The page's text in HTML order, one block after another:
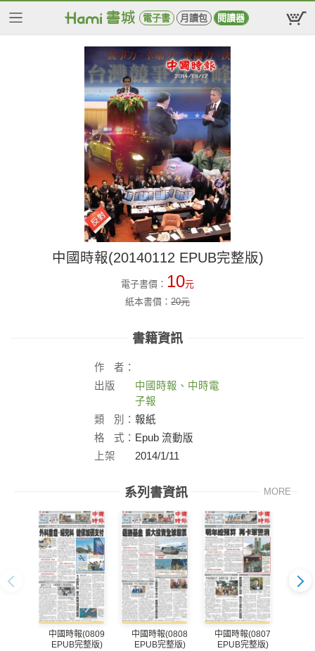
電子書 月讀包 閱讀器
中國時報(20140112 EPUB完整版)
電子書價： 10元
紙本書價： 20元
書籍資訊
作
者：
出版
中國時報、中時電
子報
類
別： 報紙
格
式： Epub 流動版
上架
2014/1/11
系列書資訊 MORE
中國時報(0809
EPUB完整版)
中國時報(0808
EPUB完整版)
中國時報(0807
EPUB完整版)